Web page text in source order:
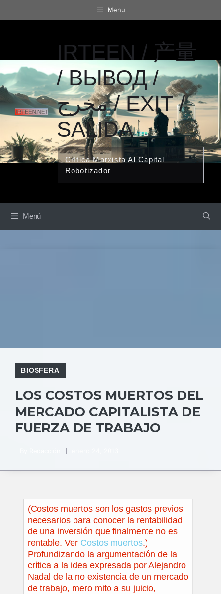
al
Menu
IRTEEN / 产量
/ ВЫВОД /
مخرج / EXIT /
SALIDA
Crítica Marxista Al Capital
Robotizador
Menú
BIOSFERA
LOS COSTOS MUERTOS DEL
MERCADO CAPITALISTA DE
FUERZA DE TRABAJO
(Costos muertos son los gastos previos
necesarios para conocer la rentabilidad
de una inversión que finalmente no es
rentable. Ver Costos muertos.)
Profundizando la argumentación de la
crítica a la idea expresada por Alejandro
Nadal de la no existencia de un mercado
de trabajo, mero mito a su juicio,